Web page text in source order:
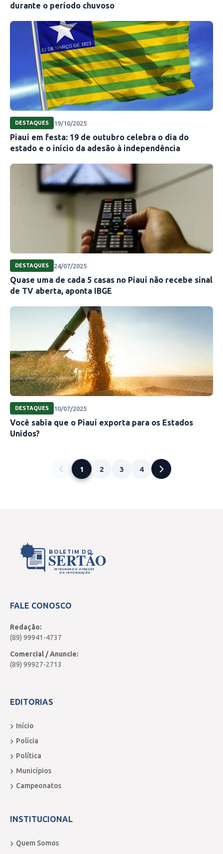
durante o período chuvoso
DESTAQUES 19/10/2025
Piauí em festa: 19 de outubro celebra o dia do
estado e o início da adesão à independência
DESTAQUES 24/07/2025
Quase uma de cada 5 casas no Piauí não recebe sinal
de TV aberta, aponta IBGE
DESTAQUES 10/07/2025
Você sabia que o Piauí exporta para os Estados
Unidos?
1 2 3 4
BOLETIM DO
SERTÃO
INTEGRANDO ATRAVÉS
DA INFORMAÇÃO
FALE CONOSCO
Redação:
(89) 99941-4737
Comercial / Anuncie:
(89) 99927-2713
EDITORIAS
Início
Polícia
Política
Municípios
Campeonatos
INSTITUCIONAL
Quem Somos